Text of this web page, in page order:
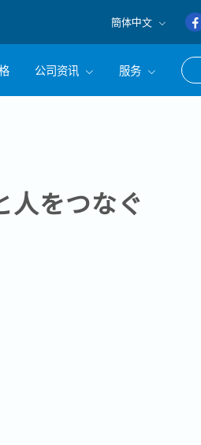
簡体中文
English
日本語
公司资讯 服务
人をつなぐ